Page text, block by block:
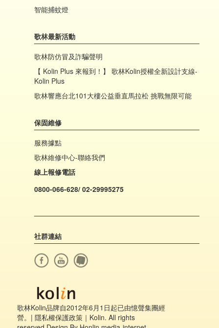
智能捕蚊燈
歌林最新活動
歌林防仿冒及詐騙聲明
【 Kolin Plus 來報到！】 歌林Kolin授權全新設計支線-
Kolin Plus
歌林響應台北101大樓公益垂直馬拉松 挑戰無限可能
保固維修
服務據點
歌林維修中心-聯絡我們
線上報修電話
0800-066-628/ 02-29995275
社群連結
歌林Kolin品牌自2012年6月1日起已由憶聲集團經
營。| 隱私權保護政策 ｜Kolin. All rights